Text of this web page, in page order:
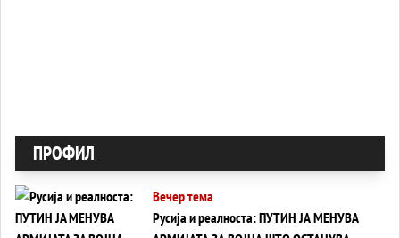
ПРОФИЛ
Вечер тема
Русија и реалноста: ПУТИН ЈА МЕНУВА